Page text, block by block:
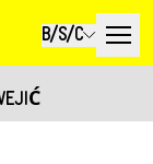
B/S/C